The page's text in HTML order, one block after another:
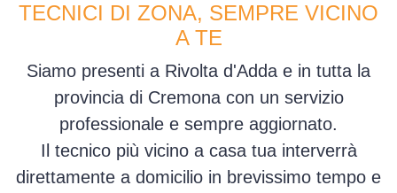
TECNICI DI ZONA, SEMPRE VICINO
A TE
Siamo presenti a Rivolta d'Adda e in tutta la
provincia di Cremona con un servizio
professionale e sempre aggiornato.
Il tecnico più vicino a casa tua interverrà
direttamente a domicilio in brevissimo tempo e